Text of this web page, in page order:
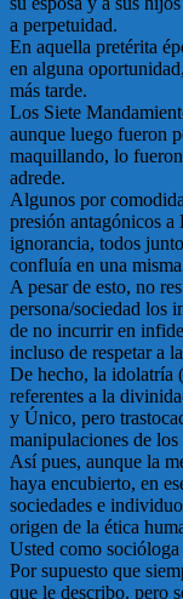
a perpetuidad.
En aquella pretérita
en alguna
más tarde.
Los Siete
aunque luego fueron
maquillando, lo
adrede.
Algunos por
presión antagónicos
ignorancia, todos
confluía en una
A pesar de esto, no
persona/sociedad los
de no incurrir en
incluso de respetar a
De hecho, la idolatría
referentes a la
y Único, pero
manipulaciones de los
Así pues, aunque la
haya encubierto, en
sociedades e
origen de la ética
Usted como socióloga
Por supuesto que
que le describo, pero